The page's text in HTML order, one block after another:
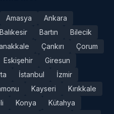
Amasya
Ankara
Balıkesir Bartın
Bilecik
Çankırı
Çorum
Eskişehir
Giresun
İstanbul
İzmir
Kayseri
Kırıkkale
Konya
Kütahya